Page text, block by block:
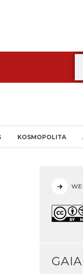
KOSMOPOLITA
GAIA